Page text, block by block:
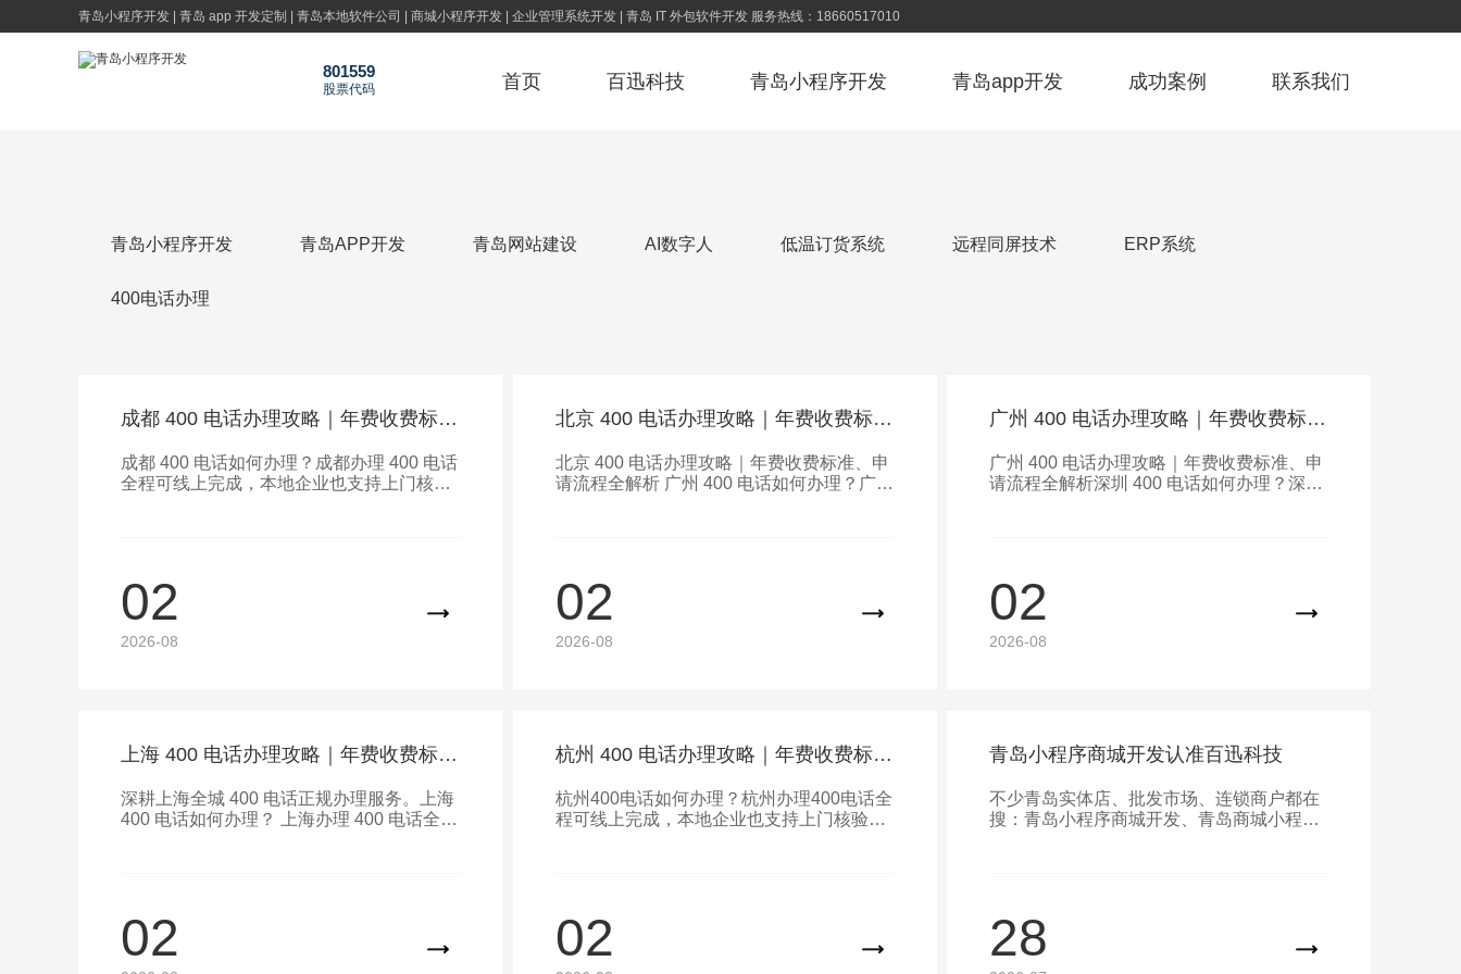
青岛小程序开发 | 青岛 app 开发定制 | 青岛本地软件公司 | 商城小程序开发 | 企业管理系统开发 | 青岛 IT 外包软件开发 服务热线：18660517010
801559
股票代码 首页 百迅科技 青岛小程序开发
青岛网站建设 青岛软件开发
青岛app开发 成功案例 联系我们
青岛小程序开发 青岛APP开发 青岛网站建设 AI数字人 低温订货系统 远程同屏技术 ERP系统
400电话办理
成都 400 电话办理攻略｜年费收费标准、申请流程全解析
成都 400 电话如何办理？成都办理 400 电话
全程可线上完成，本地企业也支持上门核验
02
2026-08
北京 400 电话办理攻略｜年费收费标准、申请流程全解析
北京 400 电话办理攻略｜年费收费标准、申
请流程全解析 广州 400 电话如何办理？广州
02
2026-08
广州 400 电话办理攻略｜年费收费标准、申请流程全解析
广州 400 电话办理攻略｜年费收费标准、申
请流程全解析深圳 400 电话如何办理？深圳
02
2026-08
上海 400 电话办理攻略｜年费收费标准、申请流程全解析
深耕上海全城 400 电话正规办理服务。上海
400 电话如何办理？ 上海办理 400 电话全程
02
杭州 400 电话办理攻略｜年费收费标准、申请流程全解析
杭州400电话如何办理？杭州办理400电话全
程可线上完成，本地企业也支持上门核验资
程？杭州企业申请400简化为6步，足不出户
即可办结
02
青岛小程序商城开发认准百迅科技
不少青岛实体店、批发市场、连锁商户都在
搜：青岛小程序商城开发、青岛商城小程序
程序、购物 APP 定制开发，覆盖小商品批
发、生鲜商超、零售门店、旅游特产多行
28